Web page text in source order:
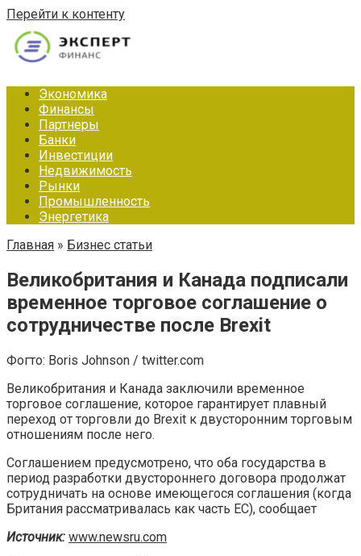
Перейти к контенту
Экономика
Финансы
Партнеры
Банки
Инвестиции
Недвижимость
Рынки
Промышленность
Энергетика
Главная » Бизнес статьи
Великобритания и Канада подписали
временное торговое соглашение о
сотрудничестве после Brexit
Фогто: Boris Johnson / twitter.com
Великобритания и Канада заключили временное
торговое соглашение, которое гарантирует плавный
переход от торговли до Brexit к двусторонним торговым
отношениям после него.
Соглашением предусмотрено, что оба государства в
период разработки двустороннего договора продолжат
сотрудничать на основе имеющегося соглашения (когда
Британия рассматривалась как часть ЕС), сообщает
Источник: www.newsru.com